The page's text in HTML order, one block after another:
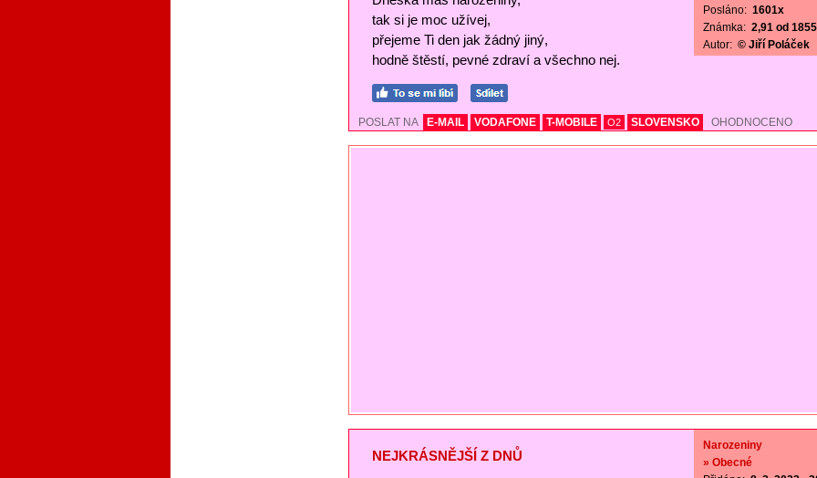
tak si je moc užívej,
přejeme Ti den jak žádný jiný,
hodně štěstí, pevné zdraví a všechno nej.
Posláno: 1601x
Známka: 2,91 od
Autor: © Jiří Poláček
POSLAT NA E-MAIL VODAFONE T-MOBILE O2 SLOVENSKO OHODNOCENO
NEJKRÁSNĚJŠÍ Z DNŮ
Narozeniny
» Obecné